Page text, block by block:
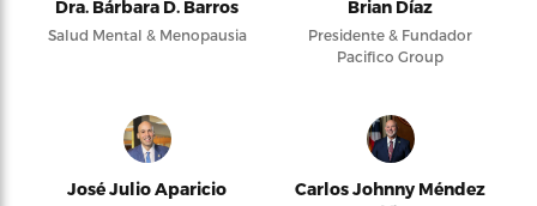
Dra. Bárbara D. Barros
Salud Mental & Menopausia
Brian Díaz
Presidente & Fundador
Pacifico Group
José Julio Aparicio
Carlos Johnny Méndez